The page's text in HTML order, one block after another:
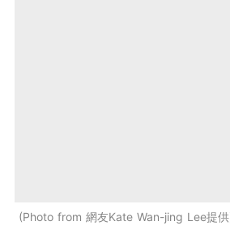
Photo from 網友Kate Wan-jing Lee提供